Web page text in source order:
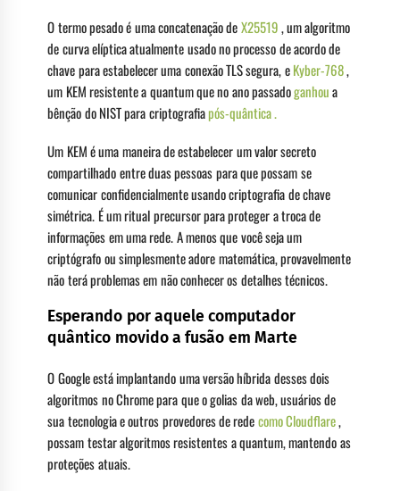
O termo pesado é uma concatenação deX25519, um algoritmo
de curva elíptica atualmente usado no processo de acordo de
chave para estabelecer uma conexão TLS segura, eKyber-768,
um KEM resistente a quantum que no ano passadoganhoua
bênção do NIST para criptografiapós-quântica .
Um KEM é uma maneira de estabelecer um valor secreto
compartilhado entre duas pessoas para que possam se
comunicar confidencialmente usando criptografia de chave
simétrica. É um ritual precursor para proteger a troca de
informações em uma rede. A menos que você seja um
criptógrafo ou simplesmente adore matemática, provavelmente
não terá problemas em não conhecer os detalhes técnicos.
Esperando por aquele computador
quântico movido a fusão em Marte
O Google está implantando uma versão híbrida desses dois
algoritmos no Chrome para que o golias da web, usuários de
sua tecnologia e outros provedores de redecomo Cloudflare,
possam testar algoritmos resistentes a quantum, mantendo as
proteções atuais.